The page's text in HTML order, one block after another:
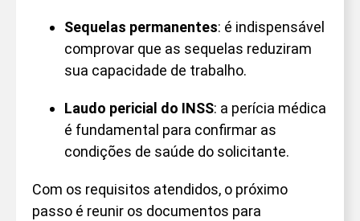
Sequelas permanentes: é indispensável
comprovar que as sequelas reduziram
sua capacidade de trabalho.
Laudo pericial do INSS: a perícia médica
é fundamental para confirmar as
condições de saúde do solicitante.
Com os requisitos atendidos, o próximo
passo é reunir os documentos para